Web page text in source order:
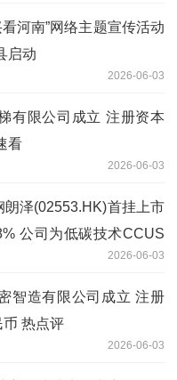
河南”网络主题宣传活动
启动
2026-06-03
有限公司成立 注册资本
看
2026-06-03
朗泽(02553.HK)首挂上市
公司为低碳技术CCUS
2026-06-03
智造有限公司成立 注册
热点评
2026-06-03